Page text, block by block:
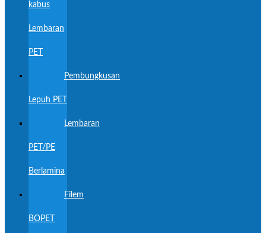
kabus
Lembaran
PET
Pembungkusan
Lepuh PET
Lembaran
PET/PE
Berlamina
Filem
BOPET